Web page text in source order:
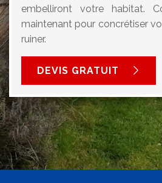
embelliront votre habitat.
maintenant pour concrétiser
ruiner.
DEVIS GRATUIT